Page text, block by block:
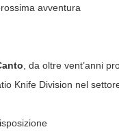
avventura
, da oltre vent’anni
Knife Division nel